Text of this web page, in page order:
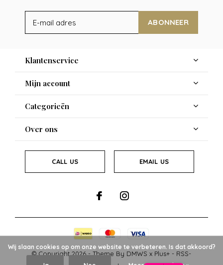
ABONNEER
Klantenservice
Mijn account
Categorieën
Over ons
CALL US EMAIL US
© Copyright2026- Theme By DMWS x Plus+ - RSS-
Wij slaan cookies op om onze website te verbeteren. Is dat akkoord?